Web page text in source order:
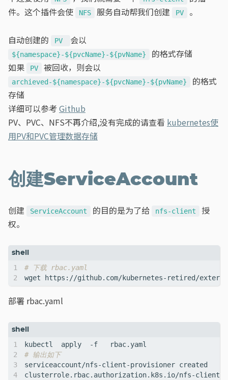
件。这个插件会使
NFS 服务自动帮我们创建 PV 。
自动创建的 PV 会以
${namespace}-${pvcName}-${pvName}
的格式存储
如果
PV 被回收，则会以
archieved-${namespace}-${pvcName}-${pvName}
的格式
存储
详细可以参考Github
PV、PVC、NFS不再介绍,没有完成的请查看 kubernetes使
用PV和PVC管理数据存储
创建ServiceAccount
创建 ServiceAccount 的目的是为了给 nfs-client
授
权。
# 下载 rbac.yaml
部署 rbac.yaml
4
# 输出如下